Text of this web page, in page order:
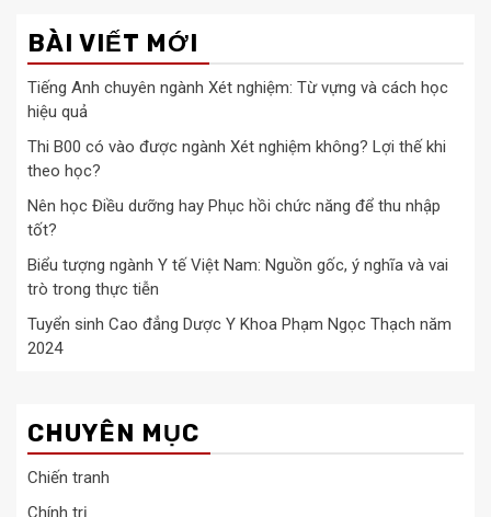
BÀI VIẾT MỚI
Tiếng Anh chuyên ngành Xét nghiệm: Từ vựng và cách học
hiệu quả
Thi B00 có vào được ngành Xét nghiệm không? Lợi thế khi
theo học?
Nên học Điều dưỡng hay Phục hồi chức năng để thu nhập
tốt?
Biểu tượng ngành Y tế Việt Nam: Nguồn gốc, ý nghĩa và vai
trò trong thực tiễn
Tuyển sinh Cao đẳng Dược Y Khoa Phạm Ngọc Thạch năm
2024
CHUYÊN MỤC
Chiến tranh
Chính trị